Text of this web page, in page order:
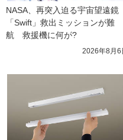
NASA、再突入迫る宇宙望遠鏡
「Swift」救出ミッションが難
航　救援機に何が?
2026年8月6